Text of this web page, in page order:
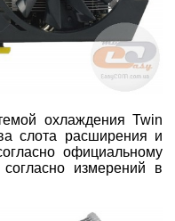
охлаждения Twin
слота расширения и
официальному
измерений в